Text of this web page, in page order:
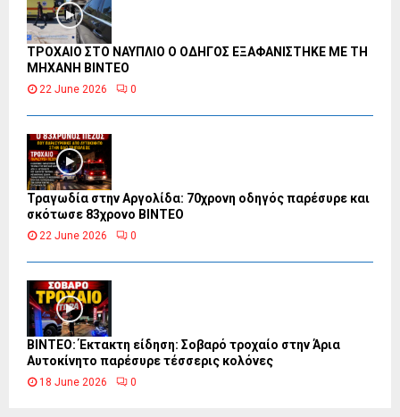
ΤΡΟΧΑΙΟ ΣΤΟ ΝΑΥΠΛΙΟ Ο ΟΔΗΓΟΣ ΕΞΑΦΑΝΙΣΤΗΚΕ ΜΕ ΤΗ
ΜΗΧΑΝΗ ΒΙΝΤΕΟ
22 June 2026 0
Τραγωδία στην Αργολίδα: 70χρονη οδηγός παρέσυρε και
σκότωσε 83χρονο ΒΙΝΤΕΟ
22 June 2026 0
ΒΙΝΤΕΟ: Έκτακτη είδηση: Σοβαρό τροχαίο στην Άρια
Αυτοκίνητο παρέσυρε τέσσερις κολόνες
18 June 2026 0